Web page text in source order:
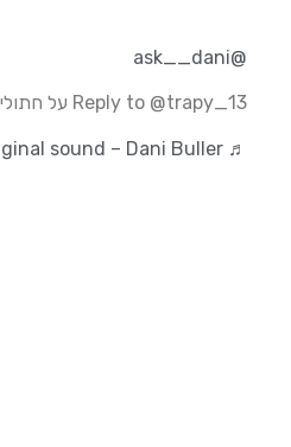
@ask__dani
Reply to @trapy_13 על חתולים ואבולוציה
♬ original sound – Dani Buller